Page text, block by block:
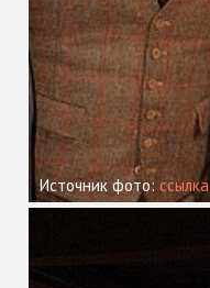
Источник фото:ссылка